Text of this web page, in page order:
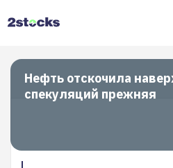
Нефть отскочила
спекуляций прежняя